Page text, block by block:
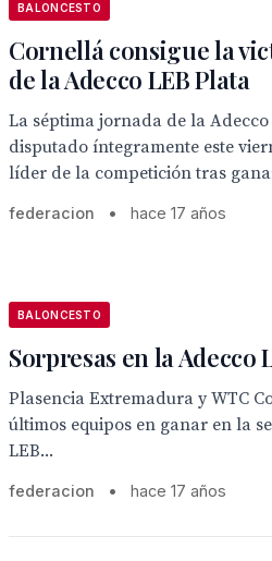
BALONCESTO
Cornellá consigue la
de la Adecco LEB Plata
La séptima jornada de la Adecco
disputado íntegramente este
líder de la competición tras
federacion • hace 17 años
BALONCESTO
Sorpresas en la Adecco
Plasencia Extremadura y WTC
últimos equipos en ganar en la
LEB...
federacion • hace 17 años